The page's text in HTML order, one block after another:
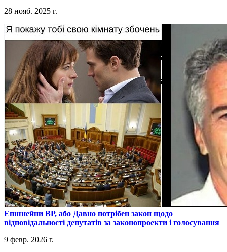
28 нояб. 2025 г.
​Епшнейни ВР, або Давно потрібен закон щодо
відповідальності депутатів за законопроекти і голосування
9 февр. 2026 г.